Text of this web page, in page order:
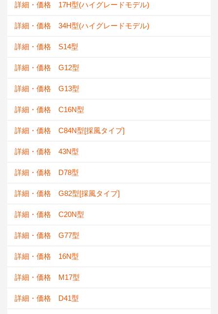
詳細・価格 17H型(ハイグレードモデル)
詳細・価格 34H型(ハイグレードモデル)
詳細・価格 S14型
詳細・価格 G12型
詳細・価格 G13型
詳細・価格 C16N型
詳細・価格 C84N型[採風タイプ]
詳細・価格 43N型
詳細・価格 D78型
詳細・価格 G82型[採風タイプ]
詳細・価格 C20N型
詳細・価格 G77型
詳細・価格 16N型
詳細・価格 M17型
詳細・価格 D41型